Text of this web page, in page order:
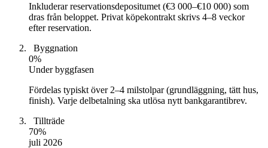
Inkluderar reservations­depositumet (€3 000–€10 000) som
dras från beloppet. Privat köpekontrakt skrivs 4–8 veckor
efter reservation.
Byggnation
0%
Under byggfasen
Fördelas typiskt över 2–4 milstolpar (grundläggning, tätt hus,
finish). Varje delbetalning ska utlösa nytt bankgarantibrev.
Tillträde
70%
juli 2026